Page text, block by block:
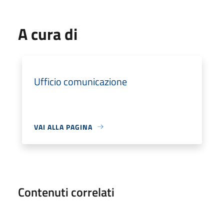
A cura di
Ufficio comunicazione
VAI ALLA PAGINA
Contenuti correlati